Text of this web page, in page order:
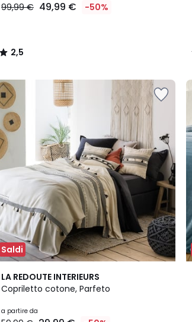
99,99 € 49,99 € -50%
2,5
/
Saldi
LA REDOUTE INTERIEURS
Copriletto cotone, Parfeto
a partire da
3,7
/ 5